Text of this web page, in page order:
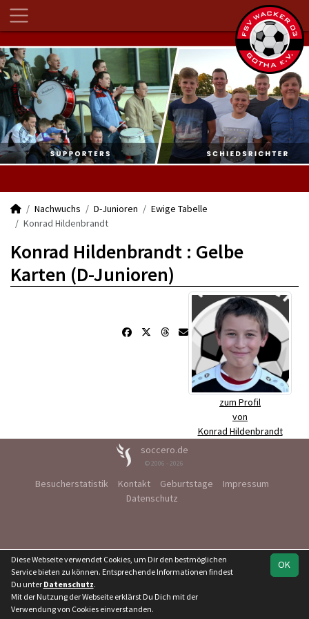
Nachwuchs D-Junioren
Ewige Tabelle
Konrad Hildenbrandt
Konrad Hildenbrandt : Gelbe
Karten (D-Junioren)
zum Profil
von
Konrad Hildenbrandt
soccero.de
© 2006 - 2026
Besucherstatistik Kontakt Geburtstage
Impressum
Datenschutz
OK
Diese Webseite verwendet Cookies, um Dir den bestmöglichen
Service bieten zu können. Entsprechende Informationen findest
Du unter Datenschutz.
Mit der Nutzung der Webseite erklärst Du Dich mit der
Verwendung von Cookies einverstanden.